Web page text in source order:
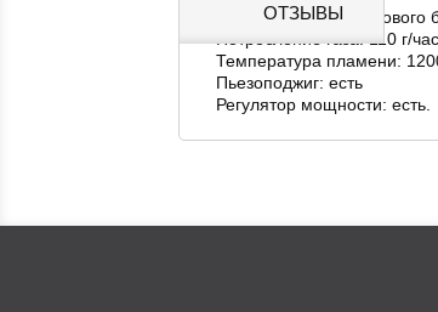
ОТЗЫВЫ
Работает от одноразового
Потребление газа: 110 г/
Температура пламени:
Пьезоподжиг: есть
Регулятор мощности: есть.